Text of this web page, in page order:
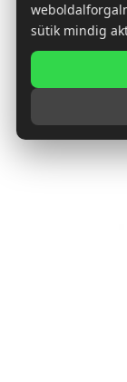
All
sütik mindig